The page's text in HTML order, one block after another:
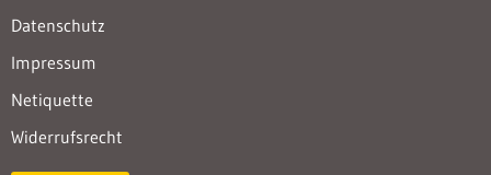
Datenschutz
Impressum
Netiquette
Widerrufsrecht